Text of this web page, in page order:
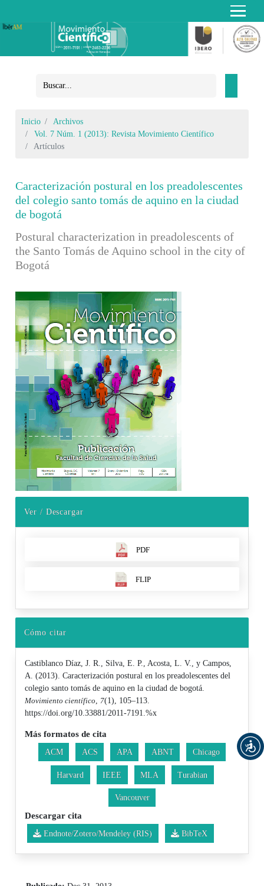
Inicio
Archivos
Vol. 7 Núm. 1 (2013): Revista Movimiento Científico
Artículos
Caracterización postural en los preadolescentes
del colegio santo tomás de aquino en la ciudad
de bogotá
Postural characterization in preadolescents of
the Santo Tomás de Aquino school in the city of
Bogotá
Barra lateral del artículo
Ver / Descargar
PDF
FLIP
Cómo citar
Castiblanco Díaz, J. R., Silva, E. P., Acosta, L. V., y Campos,
A. (2013). Caracterización postural en los preadolescentes del
colegio santo tomás de aquino en la ciudad de bogotá.
Movimiento científico, 7(1), 105–113.
https://doi.org/10.33881/2011-7191.%x
Más formatos de cita
ACM ACS APA ABNT Chicago
Harvard IEEE MLA Turabian
Vancouver
Descargar cita
Endnote/Zotero/Mendeley (RIS) BibTeX